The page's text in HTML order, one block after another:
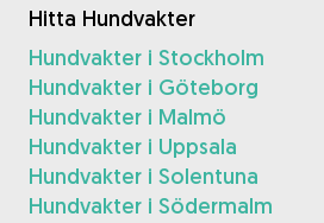
Hitta Hundvakter
Hundvakter i Stockholm
Hundvakter i Göteborg
Hundvakter i Malmö
Hundvakter i Uppsala
Hundvakter i Solentuna
Hundvakter i Södermalm